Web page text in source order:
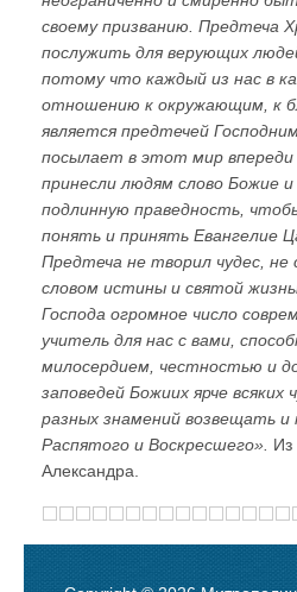
своему призванию. Предтеча
послужить для верующих
потому что каждый из нас в
отношению к окружающим, к
является предтечей
посылает в этот мир
принесли людям слово Божие
подлинную праведность,
понять и принять Евангелие
Предтеча не творил чудес, не
словом истины и святой
Господа огромное число
учитель для нас с вами,
милосердием, честностью и
заповедей Божиих ярче всяких
разных знамений возвещать
Распятого и Воскресшего». Из
Александра.